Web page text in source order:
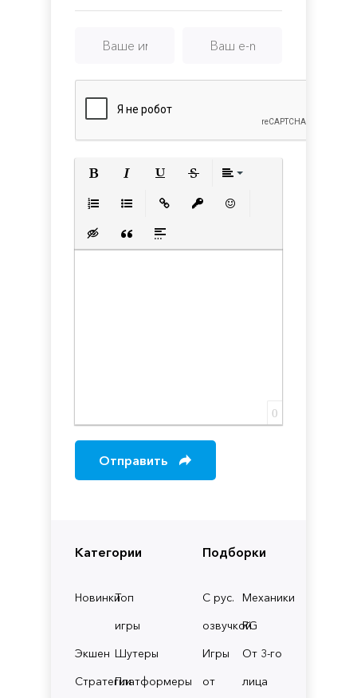
Категории
НовинкиТоп
игры
Экшен Шутеры
СтратегииПлатформеры
Подборки
С рус.
озвучкой
Механики
RG
Игры
от
От 3-го
лица
Вставка скрытого текста
Вставка цитаты
Вставка спойлера
0
Отправить